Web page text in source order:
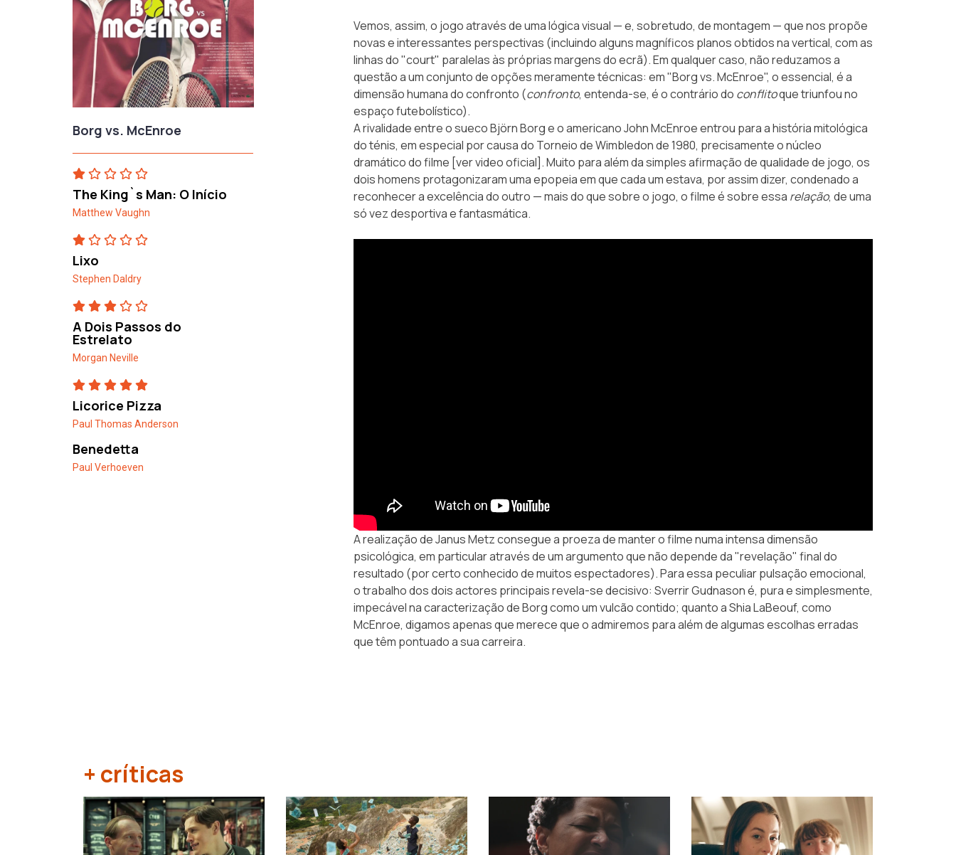
Borg vs. McEnroe
The King`s Man: O Início
Matthew Vaughn
Lixo
Stephen Daldry
A Dois Passos do
Estrelato
Morgan Neville
Licorice Pizza
Paul Thomas Anderson
Benedetta
Paul Verhoeven
Vemos, assim, o jogo através de uma lógica visual — e, sobretudo, de montagem — que nos propõe
novas e interessantes perspectivas (incluindo alguns magníficos planos obtidos na vertical, com as
linhas do "court" paralelas às próprias margens do ecrã). Em qualquer caso, não reduzamos a
questão a um conjunto de opções meramente técnicas: em "Borg vs. McEnroe", o essencial, é a
dimensão humana do confronto (confronto, entenda-se, é o contrário do conflitoque triunfou no
espaço futebolístico).
A rivalidade entre o suecoBjörn Borge o americanoJohn McEnroeentrou para a história mitológica
do ténis, em especial por causa do Torneio de Wimbledon de 1980, precisamente o núcleo
dramático do filme [ver video oficial]. Muito para além da simples afirmação de qualidade de jogo, os
dois homens protagonizaram uma epopeia em que cada um estava, por assim dizer, condenado a
reconhecer a excelência do outro — mais do que sobre o jogo, o filme é sobre essa relação, de uma
só vez desportiva e fantasmática.
A realização de Janus Metz consegue a proeza de manter o filme numa intensa dimensão
psicológica, em particular através de um argumento que não depende da "revelação" final do
resultado (por certo conhecido de muitos espectadores). Para essa peculiar pulsação emocional,
o trabalho dos dois actores principais revela-se decisivo: Sverrir Gudnason é, pura e simplesmente,
impecável na caracterização de Borg como um vulcão contido; quanto a Shia LaBeouf, como
McEnroe, digamos apenas que merece que o admiremos para além de algumas escolhas erradas
que têm pontuado a sua carreira.
+ críticas
‹